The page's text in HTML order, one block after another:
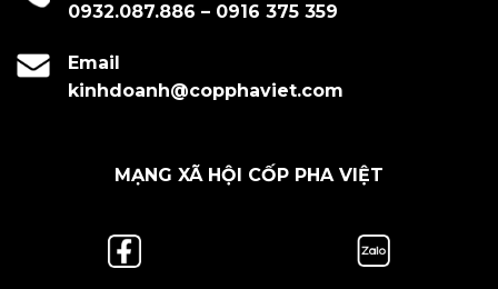
0932.087.886 – 0916 375 359
Email
kinhdoanh@copphaviet.com
MẠNG XÃ HỘI CỐP PHA VIỆT